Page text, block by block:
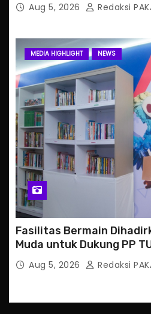
Aug 5, 2026 Redaksi
MEDIA HIGHLIGHT NEWS
Fasilitas Bermain
Muda untuk Dukung PP
Aug 5, 2026 Redaksi